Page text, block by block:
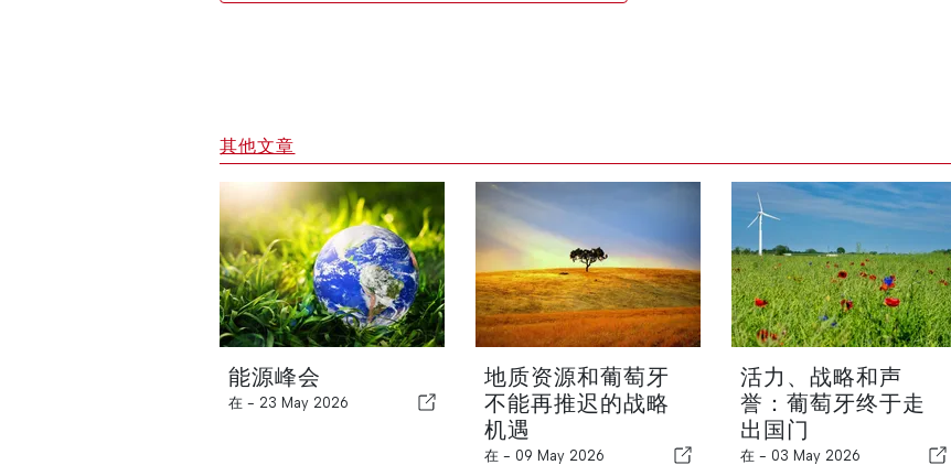
其他文章
能源峰会
在 - 23 May 2026
地质资源和葡萄牙
不能再推迟的战略
机遇
在 - 09 May 2026
活力、战略和声
誉：葡萄牙终于走
出国门
在 - 03 May 2026